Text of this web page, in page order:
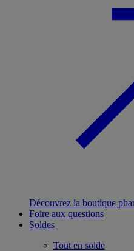
Découvrez la boutique
Foire aux questions
Soldes
Tout en solde